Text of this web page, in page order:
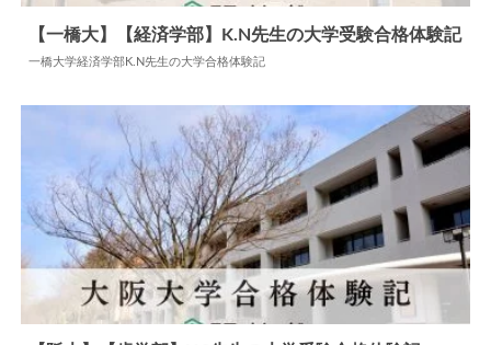
【一橋大】【経済学部】K.N先生の大学受験合格体験記
一橋大学経済学部K.N先生の大学合格体験記